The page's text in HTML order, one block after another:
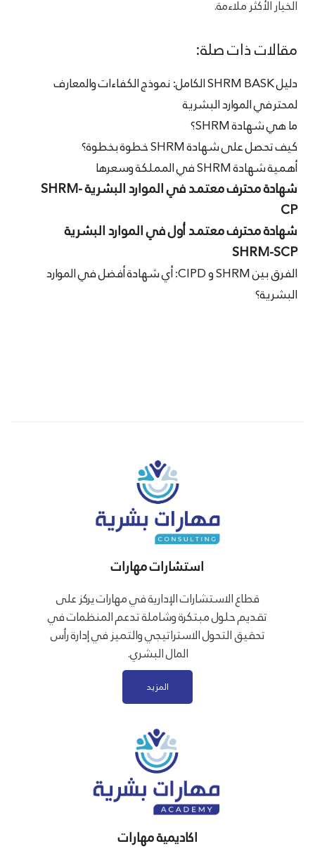
الخيار الأكثر ملاءمة.
مقالات ذات صلة:
دليل SHRM BASK الكامل: نموذج الكفاءات والمعارف
لمحترفي الموارد البشرية
ما هي شهادة SHRM؟
كيف تحصل على شهادة SHRM خطوة بخطوة؟
أهمية شهادة SHRM في المملكة وسعرها
شهادة محترف معتمد في الموارد البشرية SHRM-
CP
شهادة محترف معتمد أول في الموارد البشرية
SHRM-SCP
الفرق بين SHRM و CIPD: أي شهادة أفضل في الموارد
البشرية؟
استشارات مهارات
قطاع الاستشارات الإدارية في مهارات يركز على
تقديم حلول مبتكرة وشاملة تدعم المنظمات في
تحقيق التحول الاستراتيجي والتميز في إدارة رأس
المال البشري.
المزيد
اكاديمية مهارات